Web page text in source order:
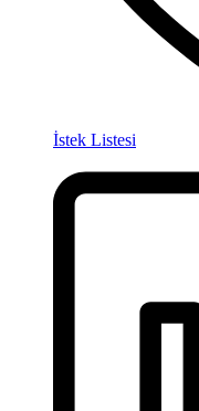
İstek Listesi